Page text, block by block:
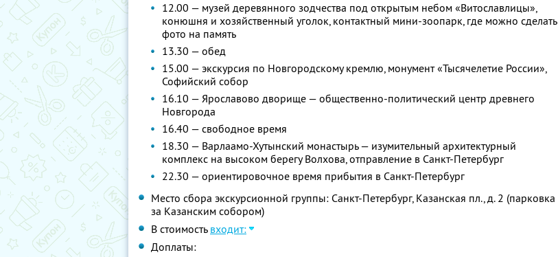
12.00 — музей деревянного зодчества под открытым небом «Витославлицы»,
конюшня и хозяйственный уголок, контактный мини-зоопарк, где можно сделать
фото на память
13.30 — обед
15.00 — экскурсия по Новгородскому кремлю, монумент «Тысячелетие России»,
Софийский собор
16.10 — Ярославово дворище — общественно-политический центр древнего
Новгорода
16.40 — свободное время
18.30 — Варлаамо-Хутынский монастырь — изумительный архитектурный
комплекс на высоком берегу Волхова, отправление в Санкт-Петербург
22.30 — ориентировочное время прибытия в Санкт-Петербург
Место сбора экскурсионной группы: Санкт-Петербург, Казанская пл., д. 2 (парковка
за Казанским собором)
В стоимость входит:
Доплаты: